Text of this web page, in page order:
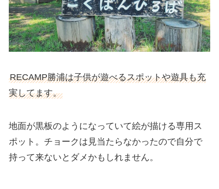
RECAMP勝浦は子供が遊べるスポットや遊具も充
実してます。
地面が黒板のようになっていて絵が描ける専用ス
ポット。チョークは見当たらなかったので自分で
持って来ないとダメかもしれません。